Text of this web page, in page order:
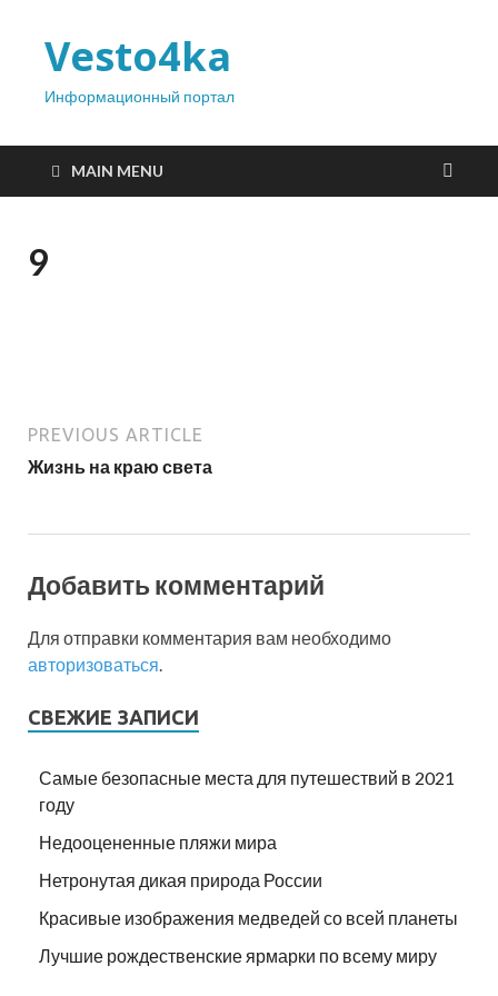
Vesto4ka
Информационный портал
MAIN MENU
9
PREVIOUS ARTICLE
Жизнь на краю света
Добавить комментарий
Для отправки комментария вам необходимо
авторизоваться
СВЕЖИЕ ЗАПИСИ
Самые безопасные места для путешествий в 2021
году
Недооцененные пляжи мира
Нетронутая дикая природа России
Красивые изображения медведей со всей планеты
Лучшие рождественские ярмарки по всему миру